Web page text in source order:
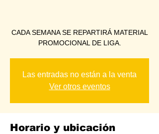
CADA SEMANA SE REPARTIRÁ MATERIAL
PROMOCIONAL DE LIGA.
Las entradas no están a la venta
Ver otros eventos
Horario y ubicación